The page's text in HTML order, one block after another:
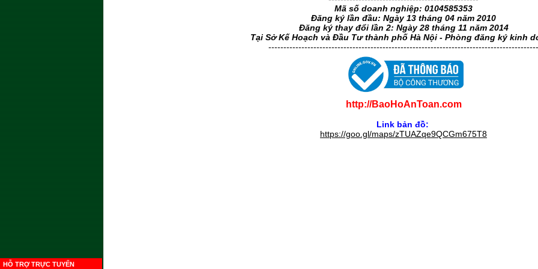
HỖ TRỢ TRỰC TUYẾN
Mã số doanh nghiệp: 0104585353
Đăng ký lần đầu: Ngày 13 tháng 04 năm 2010
Đăng ký thay đổi lần 2: Ngày 28 tháng 11 năm 2014
Tại Sở Kế Hoạch và Đầu Tư thành phố Hà Nội - Phòng đăng ký kinh
------------------------------------------------------------------------------------------
http://BaoHoAnToan.com
Link bản đồ:
https://goo.gl/maps/zTUAZqe9QCGm675T8